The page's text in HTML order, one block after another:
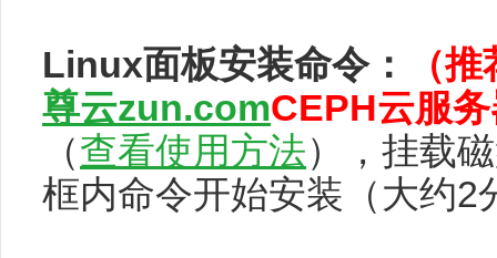
Linux面板安装命令：
（
尊云zun.comCEPH云服
（查看使用方法），挂载
框内命令开始安装（大约2